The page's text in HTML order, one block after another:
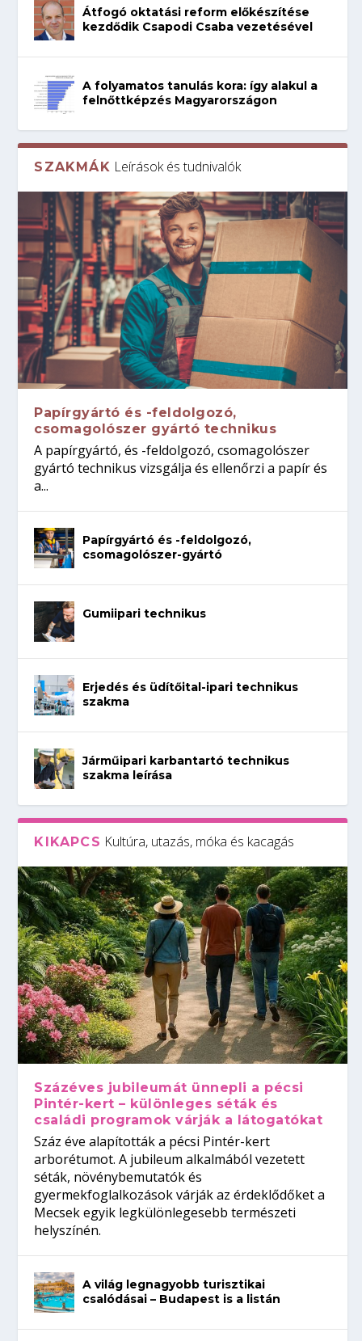
Átfogó oktatási reform előkészítése
kezdődik Csapodi Csaba vezetésével
A folyamatos tanulás kora: így alakul a
felnőttképzés Magyarországon
SZAKMÁK Leírások és tudnivalók
Papírgyártó és -feldolgozó,
csomagolószer gyártó technikus
A papírgyártó, és -feldolgozó, csomagolószer
gyártó technikus vizsgálja és ellenőrzi a papír és
a...
Papírgyártó és -feldolgozó,
csomagolószer-gyártó
Gumiipari technikus
Erjedés és üdítőital-ipari technikus
szakma
Járműipari karbantartó technikus
szakma leírása
KIKAPCS Kultúra, utazás, móka és kacagás
Százéves jubileumát ünnepli a pécsi
Pintér-kert – különleges séták és
családi programok várják a látogatókat
Száz éve alapították a pécsi Pintér-kert
arborétumot. A jubileum alkalmából vezetett
séták, növénybemutatók és
gyermekfoglalkozások várják az érdeklődőket a
Mecsek egyik legkülönlegesebb természeti
helyszínén.
A világ legnagyobb turisztikai
csalódásai – Budapest is a listán